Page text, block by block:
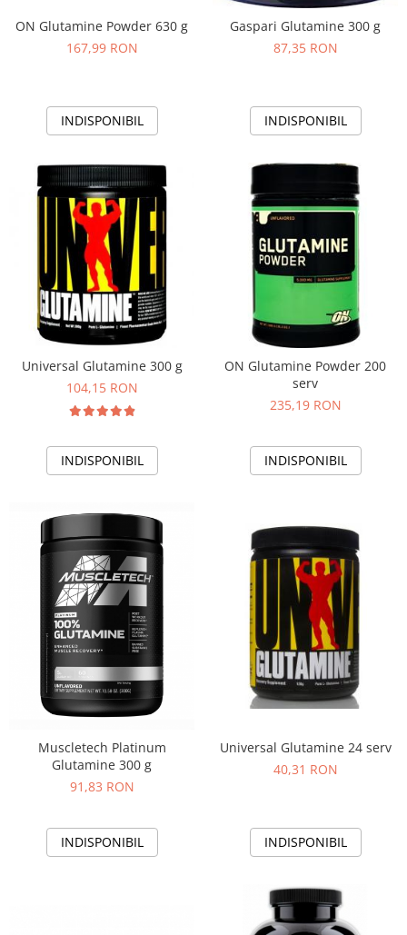
ON Glutamine Powder 630 g
167,99 RON
INDISPONIBIL
Gaspari Glutamine 300 g
87,35 RON
INDISPONIBIL
Universal Glutamine 300 g
104,15 RON
INDISPONIBIL
ON Glutamine Powder 200
serv
235,19 RON
INDISPONIBIL
Muscletech Platinum
Glutamine 300 g
91,83 RON
INDISPONIBIL
Universal Glutamine 24 serv
40,31 RON
INDISPONIBIL